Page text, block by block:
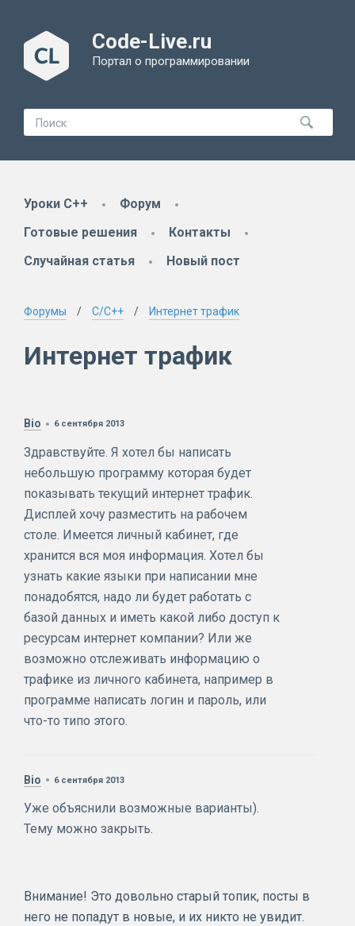
Code-Live.ru
Портал о программировании
Уроки C++
Форум
Готовые решения
Контакты
Случайная статья
Новый пост
Форумы C/C++ Интернет трафик
Интернет трафик
Bio 6 сентября 2013
Здравствуйте. Я хотел бы написать
небольшую программу которая будет
показывать текущий интернет трафик.
Дисплей хочу разместить на рабочем
столе. Имеется личный кабинет, где
хранится вся моя информация. Хотел бы
узнать какие языки при написании мне
понадобятся, надо ли будет работать с
базой данных и иметь какой либо доступ к
ресурсам интернет компании? Или же
возможно отслеживать информацию о
трафике из личного кабинета, например в
программе написать логин и пароль, или
что-то типо этого.
Bio 6 сентября 2013
Уже объяснили возможные варианты).
Тему можно закрыть.
Внимание! Это довольно старый топик, посты в
него не попадут в новые, и их никто не увидит.